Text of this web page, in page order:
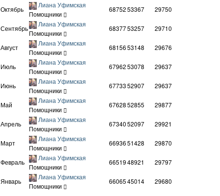
Октябрь
Лиана Уфимская
Помощники
6875253367 29750
Сентябрь
Лиана Уфимская
Помощники
6837753257 29710
Август
Лиана Уфимская
Помощники
6815653148 29676
Июль
Лиана Уфимская
Помощники
6796253078 29637
Июнь
Лиана Уфимская
Помощники
6773352907 29637
Май
Лиана Уфимская
Помощники
6762852855 29877
Апрель
Лиана Уфимская
Помощники
6734052097 29921
Март
Лиана Уфимская
Помощники
6693651428 29870
Февраль
Лиана Уфимская
Помощники
6651948921 29797
Январь
Лиана Уфимская
Помощники
6606545014 29680